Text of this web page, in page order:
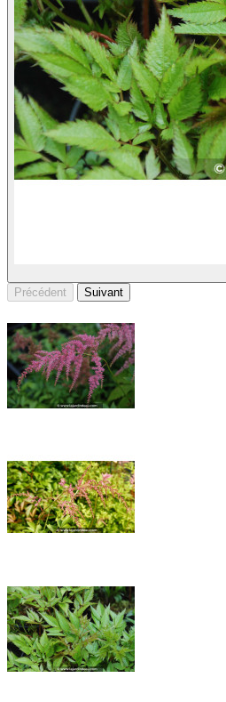
Précédent
Suivant